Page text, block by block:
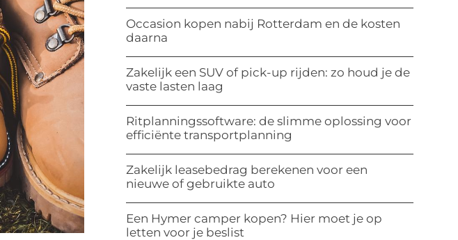
Occasion kopen nabij Rotterdam en de kosten
daarna
Zakelijk een SUV of pick-up rijden: zo houd je de
vaste lasten laag
Ritplanningssoftware: de slimme oplossing voor
efficiënte transportplanning
Zakelijk leasebedrag berekenen voor een
nieuwe of gebruikte auto
Een Hymer camper kopen? Hier moet je op
letten voor je beslist